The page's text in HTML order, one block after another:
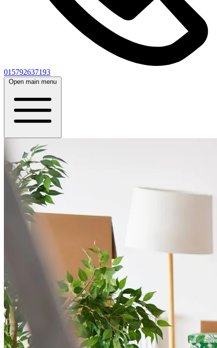
015792637193
Open main menu